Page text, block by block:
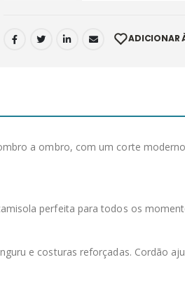
ADICIONAR
a ombro, com um corte
perfeita para todos os
e costuras reforçadas. Cordão